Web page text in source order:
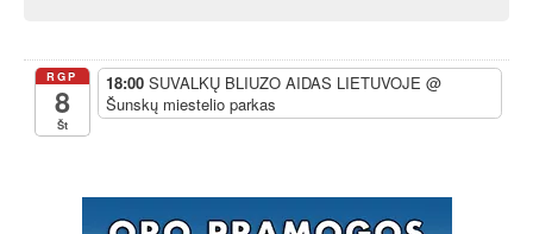
RGP
8
Št
18:00 SUVALKŲ BLIUZO AIDAS LIETUVOJE @
Šunskų miestelio parkas